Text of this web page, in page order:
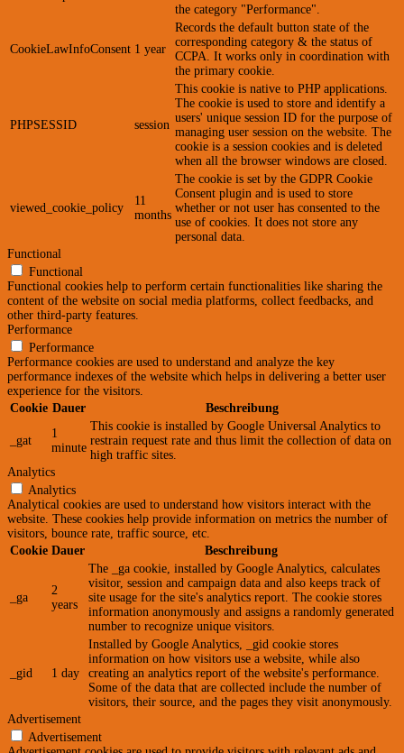
the category "Performance".
CookieLawInfoConsent 1 year
Records the default button state of the
corresponding category & the status of
CCPA. It works only in coordination with
the primary cookie.
PHPSESSID session
This cookie is native to PHP applications.
The cookie is used to store and identify a
users' unique session ID for the purpose of
managing user session on the website. The
cookie is a session cookies and is deleted
when all the browser windows are closed.
viewed_cookie_policy
11
months
The cookie is set by the GDPR Cookie
Consent plugin and is used to store
whether or not user has consented to the
use of cookies. It does not store any
personal data.
Functional
Functional
Functional cookies help to perform certain functionalities like sharing the
content of the website on social media platforms, collect feedbacks, and
other third-party features.
Performance
Performance
Performance cookies are used to understand and analyze the key
performance indexes of the website which helps in delivering a better user
experience for the visitors.
Cookie Dauer Beschreibung
_gat
1
minute
This cookie is installed by Google Universal Analytics to
restrain request rate and thus limit the collection of data on
high traffic sites.
Analytics
Analytics
Analytical cookies are used to understand how visitors interact with the
website. These cookies help provide information on metrics the number of
visitors, bounce rate, traffic source, etc.
Cookie Dauer Beschreibung
_ga
2
years
The _ga cookie, installed by Google Analytics, calculates
visitor, session and campaign data and also keeps track of
site usage for the site's analytics report. The cookie stores
information anonymously and assigns a randomly generated
number to recognize unique visitors.
_gid 1 day
Installed by Google Analytics, _gid cookie stores
information on how visitors use a website, while also
creating an analytics report of the website's performance.
Some of the data that are collected include the number of
visitors, their source, and the pages they visit anonymously.
Advertisement
Advertisement